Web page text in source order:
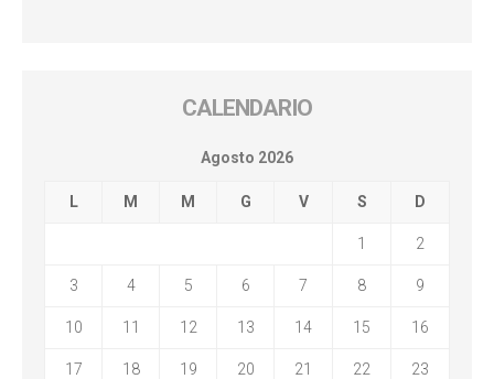
CALENDARIO
Agosto 2026
L M M G V S D
1 2
3 4 5 6 7 8 9
10 11 12 13 14 15 16
17 18 19 20 21 22 23